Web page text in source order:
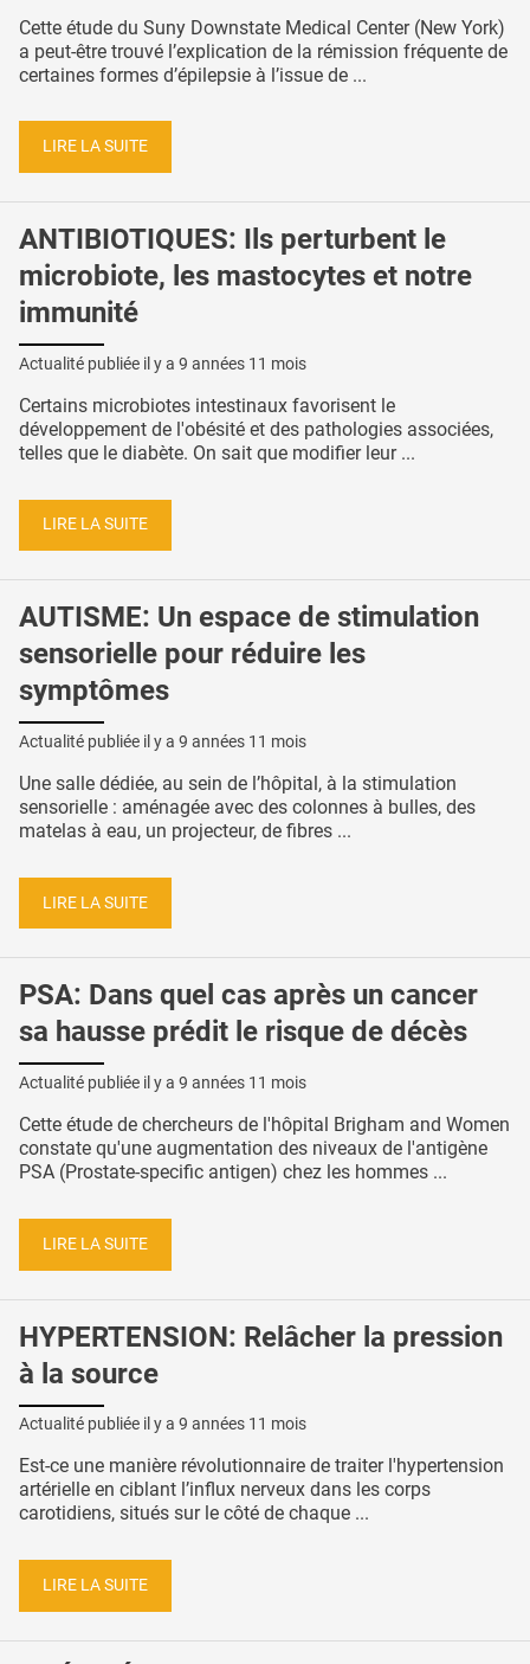
Cette étude du Suny Downstate Medical Center (New York)
a peut-être trouvé l’explication de la rémission fréquente de
certaines formes d’épilepsie à l’issue de ...
LIRE LA SUITE
ANTIBIOTIQUES: Ils perturbent le
microbiote, les mastocytes et notre
immunité
Actualité publiée il y a 9 années 11 mois
Certains microbiotes intestinaux favorisent le
développement de l'obésité et des pathologies associées,
telles que le diabète. On sait que modifier leur ...
LIRE LA SUITE
AUTISME: Un espace de stimulation
sensorielle pour réduire les
symptômes
Actualité publiée il y a 9 années 11 mois
Une salle dédiée, au sein de l’hôpital, à la stimulation
sensorielle : aménagée avec des colonnes à bulles, des
matelas à eau, un projecteur, de fibres ...
LIRE LA SUITE
PSA: Dans quel cas après un cancer
sa hausse prédit le risque de décès
Actualité publiée il y a 9 années 11 mois
Cette étude de chercheurs de l'hôpital Brigham and Women
constate qu'une augmentation des niveaux de l'antigène
PSA (Prostate-specific antigen) chez les hommes ...
LIRE LA SUITE
HYPERTENSION: Relâcher la pression
à la source
Actualité publiée il y a 9 années 11 mois
Est-ce une manière révolutionnaire de traiter l'hypertension
artérielle en ciblant l’influx nerveux dans les corps
carotidiens, situés sur le côté de chaque ...
LIRE LA SUITE